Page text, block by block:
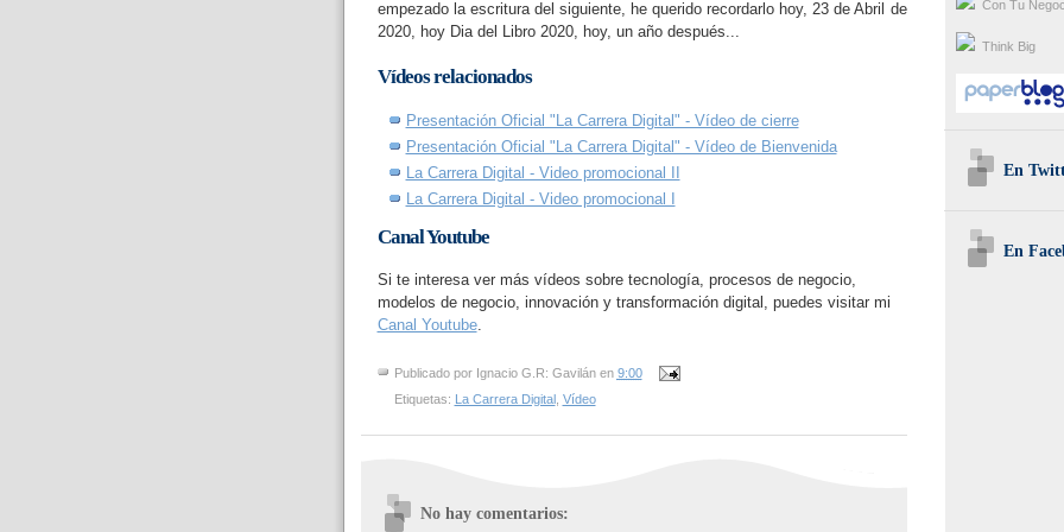
empezado la escritura del siguiente, he querido recordarlo hoy, 23 de Abril de
2020, hoy Dia del Libro 2020, hoy, un año después...
Vídeos relacionados
Presentación Oficial "La Carrera Digital" - Vídeo de cierre
Presentación Oficial "La Carrera Digital" - Vídeo de Bienvenida
La Carrera Digital - Video promocional II
La Carrera Digital - Video promocional I
Canal Youtube
Si te interesa ver más vídeos sobre tecnología, procesos de negocio,
modelos de negocio, innovación y transformación digital, puedes visitar mi
Canal Youtube.
Publicado por Ignacio G.R: Gavilán en 9:00
Etiquetas: La Carrera Digital , Vídeo
No hay comentarios:
Con Tu
Think Big
En
En